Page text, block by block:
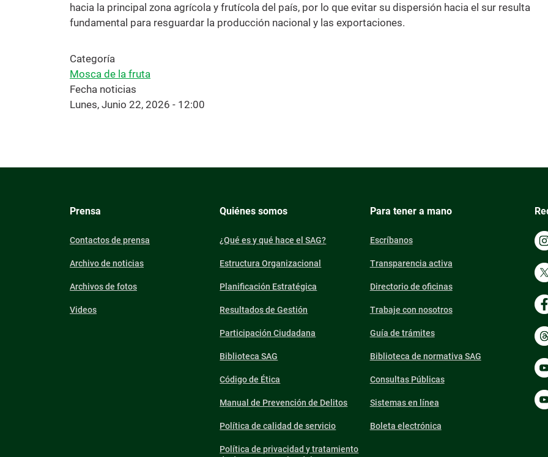
hacia la principal zona agrícola y frutícola del país, por lo que evitar su dispersión hacia el sur resulta
fundamental para resguardar la producción nacional y las exportaciones.
Categoría
Mosca de la fruta
Fecha noticias
Lunes, Junio 22, 2026 - 12:00
Prensa
Contactos de prensa
Archivo de noticias
Archivos de fotos
Videos
Quiénes somos
¿Qué es y qué hace el SAG?
Estructura Organizacional
Planificación Estratégica
Resultados de Gestión
Participación Ciudadana
Biblioteca SAG
Código de Ética
Manual de Prevención de Delitos
Política de calidad de servicio
Política de privacidad y tratamiento
Para tener a mano
Escríbanos
Transparencia activa
Directorio de oficinas
Trabaje con nosotros
Guía de trámites
Biblioteca de normativa SAG
Consultas Públicas
Sistemas en línea
Boleta electrónica